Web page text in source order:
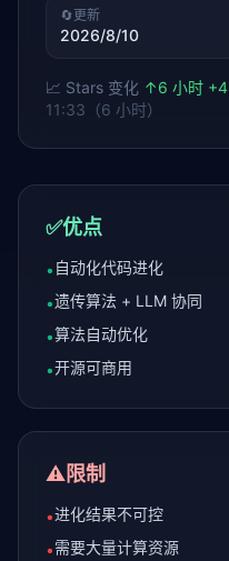
🔄更新
2026/8/10
📈 Stars 变化 ↑6 小时 +4
11:33（6 小时）
✅优点
• 自动化代码进化
•遗传算法 + LLM 协同
•算法自动优化
•开源可商用
⚠️限制
•进化结果不可控
•需要大量计算资源